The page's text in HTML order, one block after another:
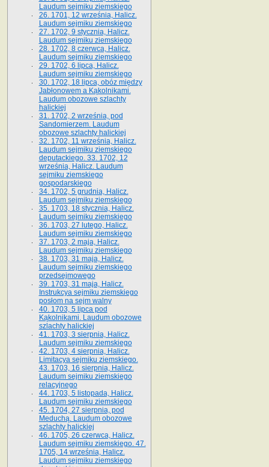
Laudum sejmiku ziemskiego
26. 1701, 12 września, Halicz.
Laudum sejmiku ziemskiego
27. 1702, 9 stycznia, Halicz.
Laudum sejmiku ziemskiego
28. 1702, 8 czerwca, Halicz.
Laudum sejmiku ziemskiego
29. 1702, 6 lipca, Halicz.
Laudum sejmiku ziemskiego
30. 1702, 18 lipca, obóz między
Jabłonowem a Kąkolnikami.
Laudum obozowe szlachty
halickiej
31. 1702, 2 września, pod
Sandomierzem. Laudum
obozowe szlachty halickiej
32. 1702, 11 września, Halicz.
Laudum sejmiku ziemskiego
deputackiego. 33. 1702, 12
września, Halicz. Laudum
sejmiku ziemskiego
gospodarskiego
34. 1702, 5 grudnia, Halicz.
Laudum sejmiku ziemskiego
35. 1703, 18 stycznia, Halicz.
Laudum sejmiku ziemskiego
36. 1703, 27 lutego, Halicz.
Laudum sejmiku ziemskiego
37. 1703, 2 maja, Halicz.
Laudum sejmiku ziemskiego
38. 1703, 31 maja, Halicz.
Laudum sejmiku ziemskiego
przedsejmowego
39. 1703, 31 maja, Halicz.
Instrukcya sejmiku ziemskiego
posłom na sejm walny
40. 1703, 5 lipca pod
Kąkolnikami. Laudum obozowe
szlachty halickiej
41­. 1703, 3 sierpnia, Halicz.
Laudum sejmiku ziemskiego
42. 1703, 4 sierpnia, Halicz.
Limitacya sejmiku ziemskiego.
43. 1703, 16 sierpnia, Halicz.
Laudum sejmiku ziemskiego
relacyjnego
44. 1703, 5 listopada, Halicz.
Laudum sejmiku ziemskiego
45. 1704, 27 sierpnia, pod
Meduchą. Laudum obozowe
szlachty halickiej
46. 1705, 26 czerwca, Halicz.
Laudum sejmiku ziemskiego. 47.
1705, 14 września, Halicz.
Laudum sejmiku ziemskiego